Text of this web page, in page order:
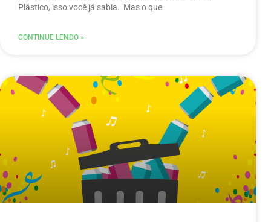
Plástico, isso você já sabia. Mas o que
CONTINUE LENDO »